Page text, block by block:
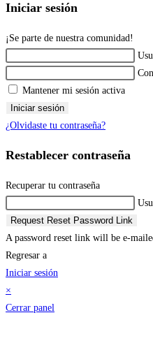
Iniciar sesión
¡Se parte de nuestra comunidad!
Mantener mi sesión activa
Iniciar sesión
¿Olvidaste tu contraseña?
Restablecer contraseña
Recuperar tu contraseña
Request Reset Password Link
A password reset link will be e-
Regresar a
Iniciar sesión
×
Cerrar panel